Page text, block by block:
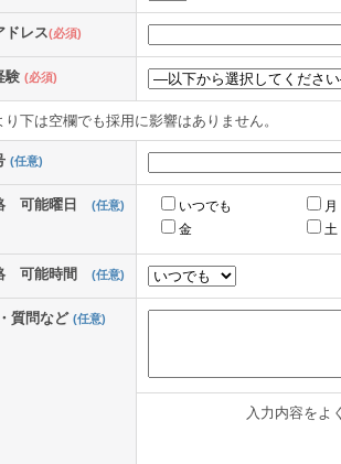
ドレス(必須)
験 (必須)
下は空欄でも採用に影響はありません。
(任意)
可能曜日 (任意) いつでも 月
金
土
可能時間 (任意)
質問など (任意)
入力内容をよ